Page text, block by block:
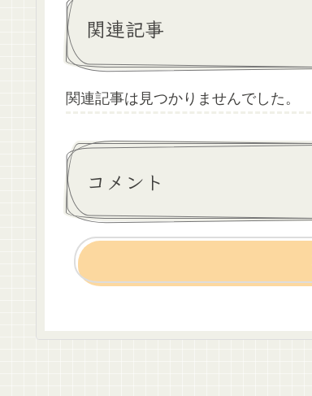
関連記事
関連記事は見つかりませんでした。
コメント